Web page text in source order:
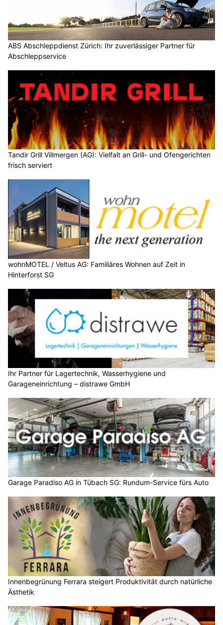
ABS Abschleppdienst Zürich: Ihr zuverlässiger Partner für
Abschleppservice
Tandir Grill Villmergen (AG): Vielfalt an Grill- und Ofengerichten
frisch serviert
wohnMOTEL / Veltus AG: Familiäres Wohnen auf Zeit in
Hinterforst SG
Ihr Partner für Lagertechnik, Wasserhygiene und
Garageneinrichtung – distrawe GmbH
Garage Paradiso AG in Tübach SG: Rundum-Service fürs Auto
Innenbegrünung Ferrara steigert Produktivität durch natürliche
Ästhetik